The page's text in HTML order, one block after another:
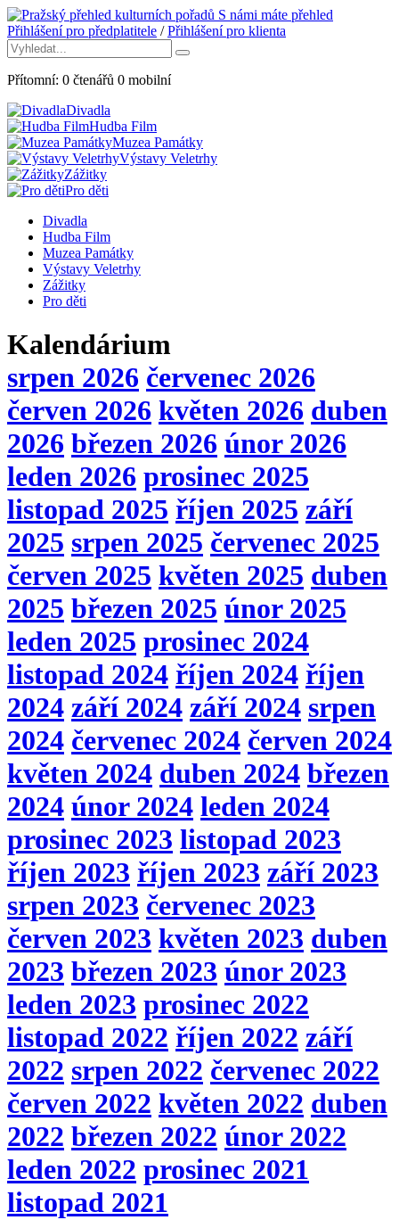
S námi máte přehled
Přihlášení pro předplatitele /Přihlášení pro klienta
Přítomní: 0 čtenářů 0 mobilní
Divadla
Hudba Film
Muzea Památky
Výstavy Veletrhy
Zážitky
Pro děti
Divadla
Hudba Film
Muzea Památky
Výstavy Veletrhy
Zážitky
Pro děti
Kalendárium
srpen 2026 červenec 2026
červen 2026 květen 2026 duben
2026 březen 2026 únor 2026
leden 2026 prosinec 2025
listopad 2025 říjen 2025 září
2025 srpen 2025 červenec 2025
červen 2025 květen 2025 duben
2025 březen 2025 únor 2025
leden 2025 prosinec 2024
listopad 2024 říjen 2024 říjen
2024 září 2024 září 2024 srpen
2024 červenec 2024 červen 2024
květen 2024 duben 2024 březen
2024 únor 2024 leden 2024
prosinec 2023 listopad 2023
říjen 2023 říjen 2023 září 2023
srpen 2023 červenec 2023
červen 2023 květen 2023 duben
2023 březen 2023 únor 2023
leden 2023 prosinec 2022
listopad 2022 říjen 2022 září
2022 srpen 2022 červenec 2022
červen 2022 květen 2022 duben
2022 březen 2022 únor 2022
leden 2022 prosinec 2021
listopad 2021